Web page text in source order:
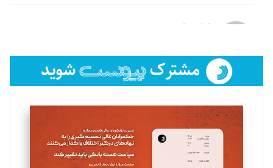
لیلا حنارود
فائزه فتحی رستمی
تحریریه
سروش کرمیان
تحریریه